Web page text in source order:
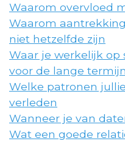
Waarom overvloed
Waarom
niet hetzelfde zijn
Waar je werkelijk op
voor de lange termijn
Welke patronen
verleden
Wanneer je van
Wat een goede